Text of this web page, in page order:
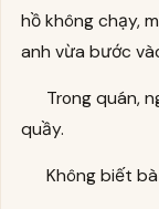
hồ không chạy,
anh vừa bước
Trong quán,
quầy.
Không biết